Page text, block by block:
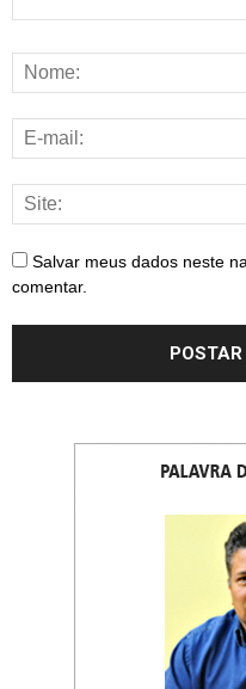
Salvar meus dados neste
comentar.